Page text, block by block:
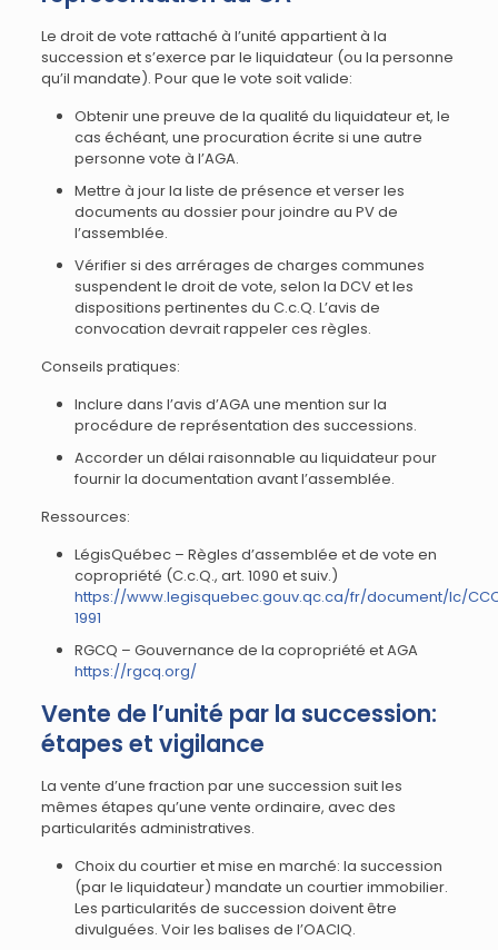
Le droit de vote rattaché à l’unité appartient à la
succession et s’exerce par le liquidateur (ou la personne
qu’il mandate). Pour que le vote soit valide:
Obtenir une preuve de la qualité du liquidateur et, le
cas échéant, une procuration écrite si une autre
personne vote à l’AGA.
Mettre à jour la liste de présence et verser les
documents au dossier pour joindre au PV de
l’assemblée.
Vérifier si des arrérages de charges communes
suspendent le droit de vote, selon la DCV et les
dispositions pertinentes du C.c.Q. L’avis de
convocation devrait rappeler ces règles.
Conseils pratiques:
Inclure dans l’avis d’AGA une mention sur la
procédure de représentation des successions.
Accorder un délai raisonnable au liquidateur pour
fournir la documentation avant l’assemblée.
Ressources:
LégisQuébec – Règles d’assemblée et de vote en
copropriété (C.c.Q., art. 1090 et suiv.)
https://www.legisquebec.gouv.qc.ca/fr/document/lc/
1991
RGCQ – Gouvernance de la copropriété et AGA
https://rgcq.org/
Vente de l’unité par la succession:
étapes et vigilance
La vente d’une fraction par une succession suit les
mêmes étapes qu’une vente ordinaire, avec des
particularités administratives.
Choix du courtier et mise en marché: la succession
(par le liquidateur) mandate un courtier immobilier.
Les particularités de succession doivent être
divulguées. Voir les balises de l’OACIQ.